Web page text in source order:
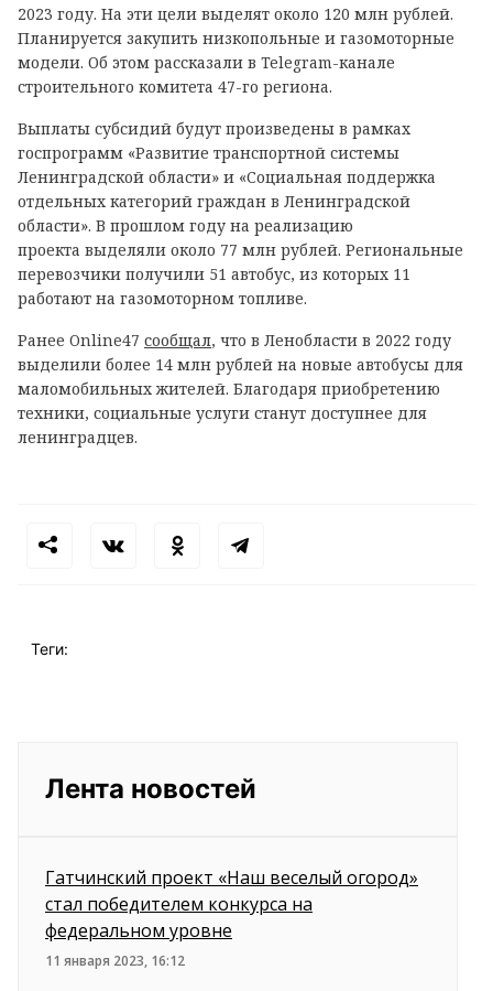
2023 году. На эти цели выделят около 120 млн рублей.
Планируется закупить низкопольные и газомоторные
модели. Об этом рассказали в Telegram-канале
строительного комитета 47-го региона.
Выплаты субсидий будут произведены в рамках
госпрограмм «Развитие транспортной системы
Ленинградской области» и «Социальная поддержка
отдельных категорий граждан в Ленинградской
области». В прошлом году на реализацию
проекта выделяли около 77 млн рублей. Региональные
перевозчики получили 51 автобус, из которых 11
работают на газомоторном топливе.
Ранее Online47 сообщал, что в Ленобласти в 2022 году
выделили более 14 млн рублей на новые автобусы для
маломобильных жителей. Благодаря приобретению
техники, социальные услуги станут доступнее для
ленинградцев.
Теги:
Лента новостей
Гатчинский проект «Наш веселый огород»
стал победителем конкурса на
федеральном уровне
11 января 2023, 16:12